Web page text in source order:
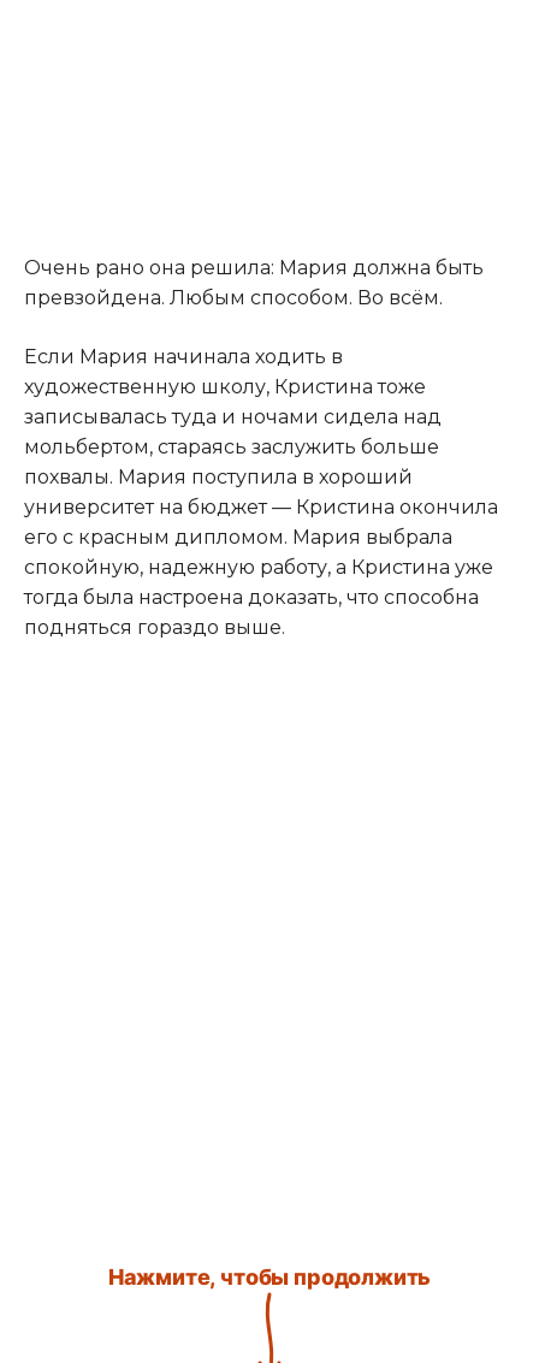
Очень рано она решила: Мария должна быть
превзойдена. Любым способом. Во всём.
Если Мария начинала ходить в
художественную школу, Кристина тоже
записывалась туда и ночами сидела над
мольбертом, стараясь заслужить больше
похвалы. Мария поступила в хороший
университет на бюджет — Кристина окончила
его с красным дипломом. Мария выбрала
спокойную, надежную работу, а Кристина уже
тогда была настроена доказать, что способна
подняться гораздо выше.
Нажмите, чтобы продолжить